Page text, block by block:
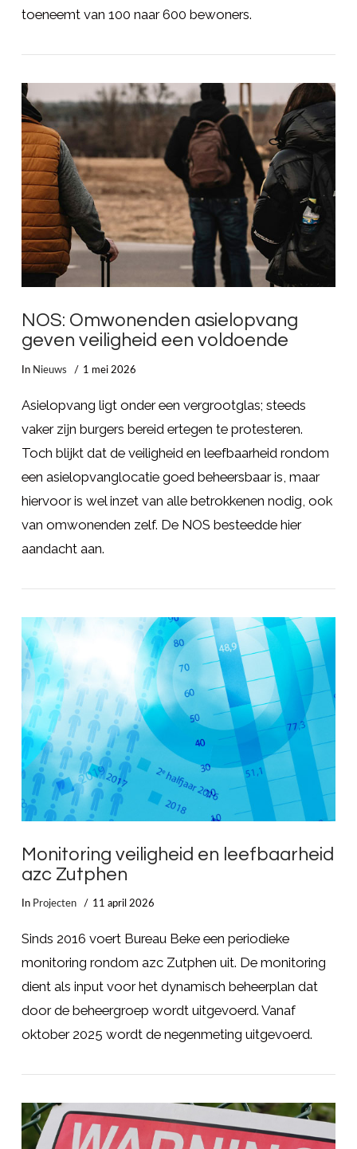
toeneemt van 100 naar 600 bewoners.
LEES MEER
NOS: Omwonenden asielopvang
geven veiligheid een voldoende
In Nieuws 1 mei 2026
Asielopvang ligt onder een vergrootglas; steeds
vaker zijn burgers bereid ertegen te protesteren.
Toch blijkt dat de veiligheid en leefbaarheid rondom
een asielopvanglocatie goed beheersbaar is, maar
hiervoor is wel inzet van alle betrokkenen nodig, ook
van omwonenden zelf. De NOS besteedde hier
aandacht aan.
LEES MEER
Monitoring veiligheid en leefbaarheid
azc Zutphen
In Projecten 11 april 2026
Sinds 2016 voert Bureau Beke een periodieke
monitoring rondom azc Zutphen uit. De monitoring
dient als input voor het dynamisch beheerplan dat
door de beheergroep wordt uitgevoerd. Vanaf
oktober 2025 wordt de negenmeting uitgevoerd.